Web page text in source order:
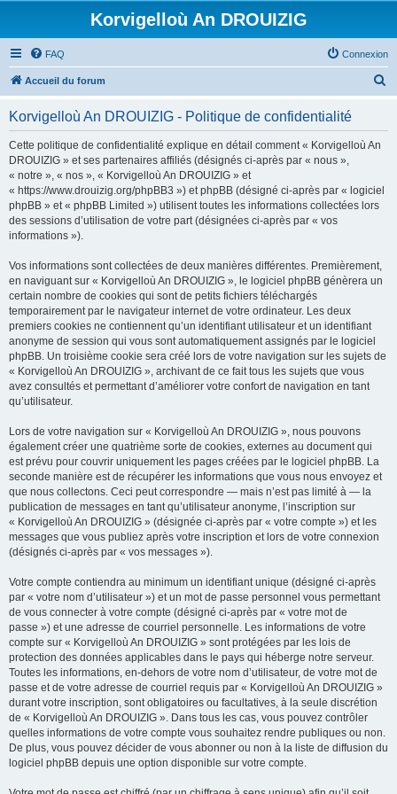
Korvigelloù An DROUIZIG
FAQ Connexion
Accueil du forum
Korvigelloù An DROUIZIG - Politique de confidentialité
Cette politique de confidentialité explique en détail comment « Korvigelloù An
DROUIZIG » et ses partenaires affiliés (désignés ci-après par « nous »,
« notre », « nos », « Korvigelloù An DROUIZIG » et
« https://www.drouizig.org/phpBB3 ») et phpBB (désigné ci-après par « logiciel
phpBB » et « phpBB Limited ») utilisent toutes les informations collectées lors
des sessions d’utilisation de votre part (désignées ci-après par « vos
informations »).
Vos informations sont collectées de deux manières différentes. Premièrement,
en naviguant sur « Korvigelloù An DROUIZIG », le logiciel phpBB génèrera un
certain nombre de cookies qui sont de petits fichiers téléchargés
temporairement par le navigateur internet de votre ordinateur. Les deux
premiers cookies ne contiennent qu’un identifiant utilisateur et un identifiant
anonyme de session qui vous sont automatiquement assignés par le logiciel
phpBB. Un troisième cookie sera créé lors de votre navigation sur les sujets de
« Korvigelloù An DROUIZIG », archivant de ce fait tous les sujets que vous
avez consultés et permettant d’améliorer votre confort de navigation en tant
qu’utilisateur.
Lors de votre navigation sur « Korvigelloù An DROUIZIG », nous pouvons
également créer une quatrième sorte de cookies, externes au document qui
est prévu pour couvrir uniquement les pages créées par le logiciel phpBB. La
seconde manière est de récupérer les informations que vous nous envoyez et
que nous collectons. Ceci peut correspondre — mais n’est pas limité à — la
publication de messages en tant qu’utilisateur anonyme, l’inscription sur
« Korvigelloù An DROUIZIG » (désignée ci-après par « votre compte ») et les
messages que vous publiez après votre inscription et lors de votre connexion
(désignés ci-après par « vos messages »).
Votre compte contiendra au minimum un identifiant unique (désigné ci-après
par « votre nom d’utilisateur ») et un mot de passe personnel vous permettant
de vous connecter à votre compte (désigné ci-après par « votre mot de
passe ») et une adresse de courriel personnelle. Les informations de votre
compte sur « Korvigelloù An DROUIZIG » sont protégées par les lois de
protection des données applicables dans le pays qui héberge notre serveur.
Toutes les informations, en-dehors de votre nom d’utilisateur, de votre mot de
passe et de votre adresse de courriel requis par « Korvigelloù An DROUIZIG »
durant votre inscription, sont obligatoires ou facultatives, à la seule discrétion
de « Korvigelloù An DROUIZIG ». Dans tous les cas, vous pouvez contrôler
quelles informations de votre compte vous souhaitez rendre publiques ou non.
De plus, vous pouvez décider de vous abonner ou non à la liste de diffusion du
logiciel phpBB depuis une option disponible sur votre compte.